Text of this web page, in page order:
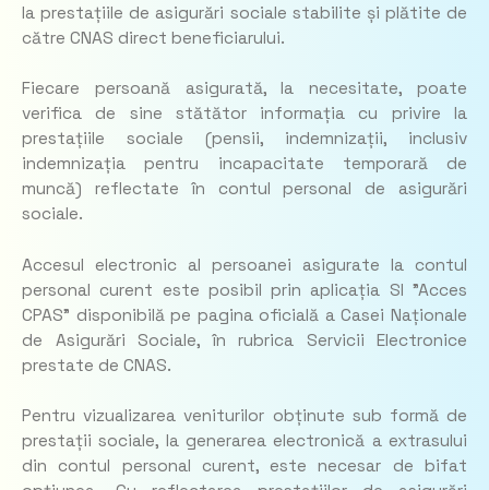
la prestațiile de asigurări sociale stabilite și plătite de
către CNAS direct beneficiarului.
Fiecare persoană asigurată, la necesitate, poate
verifica de sine stătător informația cu privire la
prestațiile sociale (pensii, indemnizații, inclusiv
indemnizația pentru incapacitate temporară de
muncă) reflectate în contul personal de asigurări
sociale.
Accesul electronic al persoanei asigurate la contul
personal curent este posibil prin aplicația SI ”Acces
CPAS” disponibilă pe pagina oficială a Casei Naționale
de Asigurări Sociale, în rubrica Servicii Electronice
prestate de CNAS.
Pentru vizualizarea veniturilor obținute sub formă de
prestații sociale, la generarea electronică a extrasului
din contul personal curent, este necesar de bifat